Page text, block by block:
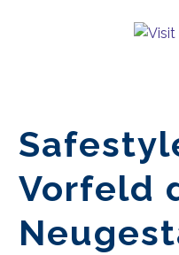
Vorfeld